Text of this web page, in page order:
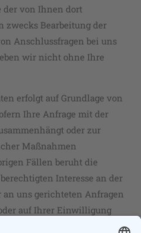
von Ihnen dort
zwecks Bearbeitung der
Anschlussfragen bei uns
wir nicht ohne Ihre
erfolgt auf Grundlage von
Ihre Anfrage mit der
oder zur
Maßnahmen
Fällen beruht die
Interesse an der
uns gerichteten Anfragen
auf Ihrer Einwilligung
diese abgefragt wurde;